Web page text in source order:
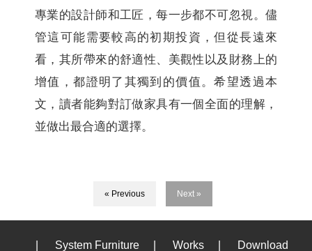
專業的設計師和工匠，每一步都不可忽視。儘
管這可能需要較高的初期投資，但從長遠來
看，其所帶來的舒適性、美觀性以及財務上的
增值，都證明了其獨到的價值。希望透過本
文，讀者能夠對訂做家具有一個全面的理解，
並做出最合適的選擇。
« Previous Next »
System Furniture Works Download